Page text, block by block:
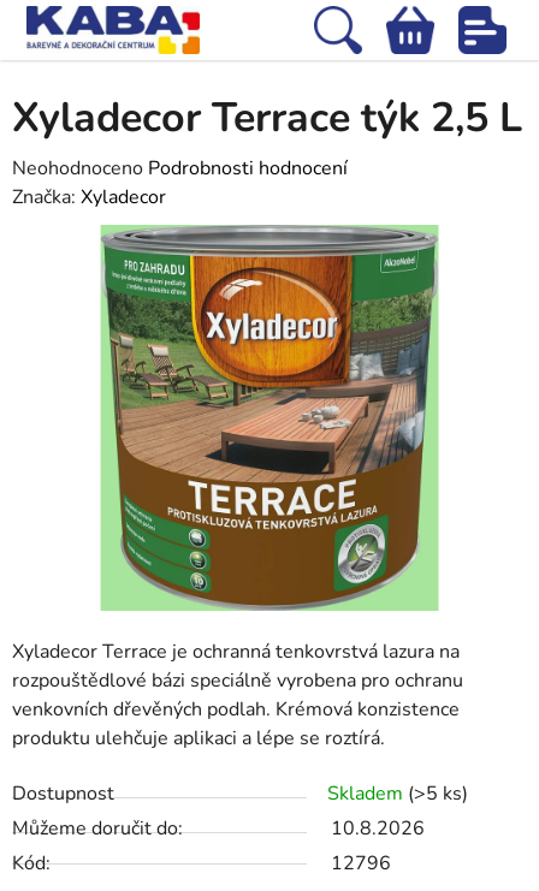
Přejít
obsah
Hledat
NÁKUPNÍ
KOŠÍK
Xyladecor Terrace je ochranná tenkovrstvá lazura na
rozpouštědlové bázi speciálně vyrobena pro ochranu
venkovních dřevěných podlah. Krémová konzistence
produktu ulehčuje aplikaci a lépe se roztírá.
Dostupnost Skladem (>5 ks)
Můžeme doručit do:
10.8.2026
Kód:
12796
Xyladecor Terrace týk 2,5 L
Průměrné
hodnocení
Neohodnoceno Podrobnosti hodnocení
Značka: Xyladecor